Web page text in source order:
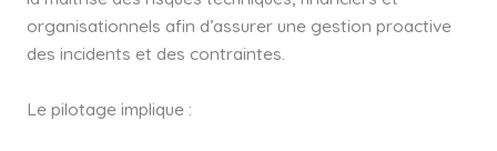
organisationnels afin d’assurer une gestion proactive
des incidents et des contraintes.
Le pilotage implique :